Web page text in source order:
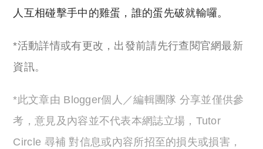
人互相碰擊手中的雞蛋，誰的蛋先破就輸囉。
*活動詳情或有更改，出發前請先行查閱官網最新
資訊。
*此文章由 Blogger個人／編輯團隊 分享並僅供參
考，意見及內容並不代表本網誌立場，Tutor
Circle 尋補 對信息或內容所招至的損失或損害，